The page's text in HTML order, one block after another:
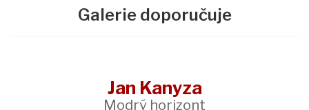
Galerie doporučuje
Jan Kanyza
Modrý horizont